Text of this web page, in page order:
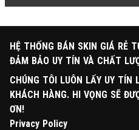
HỆ THỐNG BÁN SKIN GIÁ RẺ
ĐẢM BẢO UY TÍN VÀ CHẤT
CHÚNG TÔI LUÔN LẤY UY TÍN
KHÁCH HÀNG. HI VỌNG SẼ
ƠN!
Privacy Policy